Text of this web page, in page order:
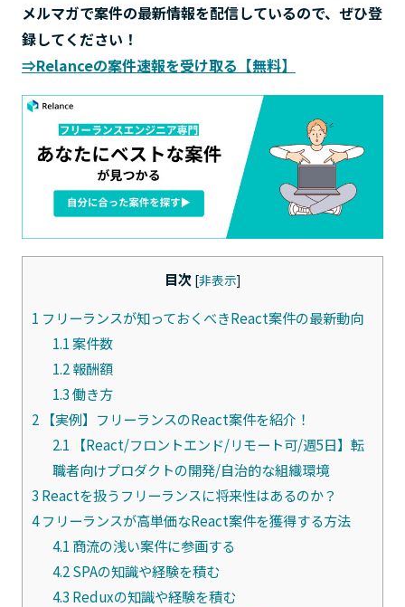
メルマガで案件の最新情報を配信しているので、ぜひ登
録してください！
⇒Relanceの案件速報を受け取る【無料】
目次 [非表示]
1 フリーランスが知っておくべきReact案件の最新動向
1.1案件数
1.2報酬額
1.3働き方
2【実例】フリーランスのReact案件を紹介！
2.1 【React/フロントエンド/リモート可/週5日】転
職者向けプロダクトの開発/自治的な組織環境
3 Reactを扱うフリーランスに将来性はあるのか？
4フリーランスが高単価なReact案件を獲得する方法
4.1 商流の浅い案件に参画する
4.2SPAの知識や経験を積む
4.3 Reduxの知識や経験を積む